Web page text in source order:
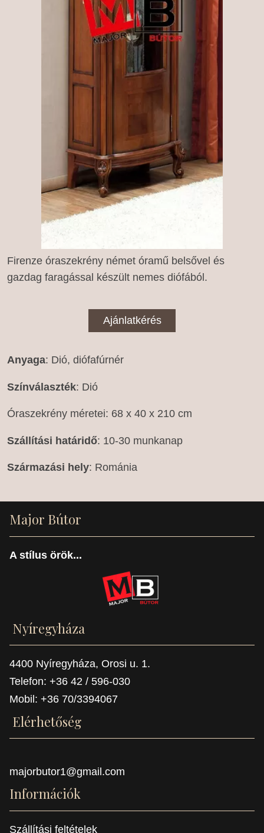
Firenze óraszekrény német óramű belsővel és
gazdag faragással készült nemes diófából.
Ajánlatkérés
Anyaga: Dió, diófafúrnér
Színválaszték: Dió
Óraszekrény méretei: 68 x 40 x 210 cm
Szállítási határidő: 10-30 munkanap
Származási hely: Románia
Major Bútor
A stílus örök...
Nyíregyháza
4400 Nyíregyháza, Orosi u. 1.
Telefon: +36 42 / 596-030
Mobil: +36 70/3394067
Elérhetőség
majorbutor1@gmail.com
Információk
Szállítási feltételek